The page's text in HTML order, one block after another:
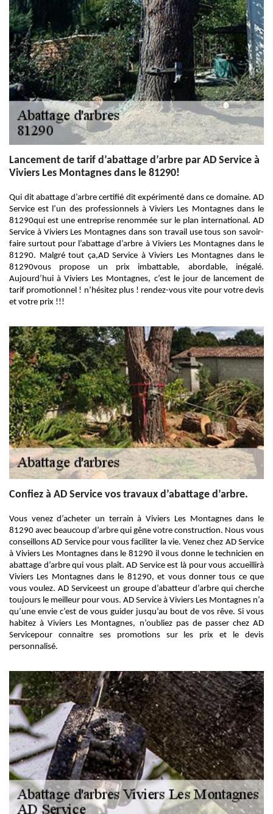
Lancement de tarif d’abattage d’arbre par AD Service à
Viviers Les Montagnes dans le 81290!
Qui dit abattage d’arbre certifié dit expérimenté dans ce domaine. AD
Service est l’un des professionnels à Viviers Les Montagnes dans le
81290qui est une entreprise renommée sur le plan international. AD
Service à Viviers Les Montagnes dans son travail use tous son savoir-
faire surtout pour l’abattage d’arbre à Viviers Les Montagnes dans le
81290. Malgré tout ça,AD Service à Viviers Les Montagnes dans le
81290vous propose un prix imbattable, abordable, inégalé.
Aujourd’hui à Viviers Les Montagnes, c’est le jour de lancement de
tarif promotionnel ! n’hésitez plus ! rendez-vous vite pour votre devis
et votre prix !!!
Confiez à AD Service vos travaux d’abattage d’arbre.
Vous venez d’acheter un terrain à Viviers Les Montagnes dans le
81290 avec beaucoup d’arbre qui gêne votre construction. Nous vous
conseillons AD Service pour vous faciliter la vie. Venez chez AD Service
à Viviers Les Montagnes dans le 81290 il vous donne le technicien en
abattage d’arbre qui vous plaît. AD Service est là pour vous accueillirà
Viviers Les Montagnes dans le 81290, et vous donner tous ce que
vous voulez. AD Serviceest un groupe d’abatteur d’arbre qui cherche
toujours le meilleur pour vous. AD Service à Viviers Les Montagnes n’a
qu’une envie c’est de vous guider jusqu’au bout de vos rêve. Si vous
habitez à Viviers Les Montagnes, n’oubliez pas de passer chez AD
Servicepour connaitre ses promotions sur les prix et le devis
personnalisé.